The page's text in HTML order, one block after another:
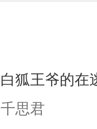
白狐王爷的在
千思君